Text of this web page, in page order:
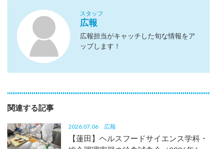
スタッフ
広報
広報担当がキャッチした旬な情報をア
ップします！
関連する記事
2026.07.06 広報
【蓮田】ヘルスフードサイエンス学科・